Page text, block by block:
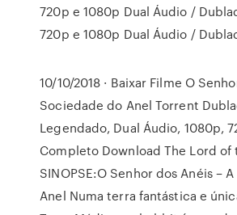
720p e 1080p Dual Áudio /
720p e 1080p Dual Áudio /
10/10/2018 · Baixar Filme O
Sociedade do Anel Torrent
Legendado, Dual Áudio, 1080p,
Completo Download The Lord of
SINOPSE:O Senhor dos Anéis –
Anel Numa terra fantástica e